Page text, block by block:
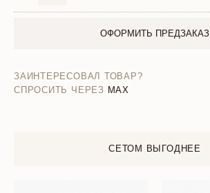
ОФОРМИТЬ ПРЕДЗАКАЗ
ЗАИНТЕРЕСОВАЛ ТОВАР?
СПРОСИТЬ ЧЕРЕЗ MAX
СЕТОМ ВЫГОДНЕЕ